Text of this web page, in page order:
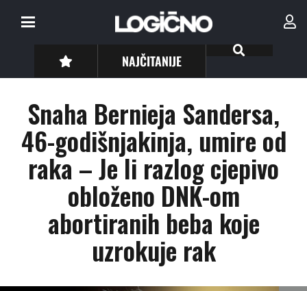
NAJČITANIJE
Snaha Bernieja Sandersa,
46-godišnjakinja, umire od
raka – Je li razlog cjepivo
obloženo DNK-om
abortiranih beba koje
uzrokuje rak